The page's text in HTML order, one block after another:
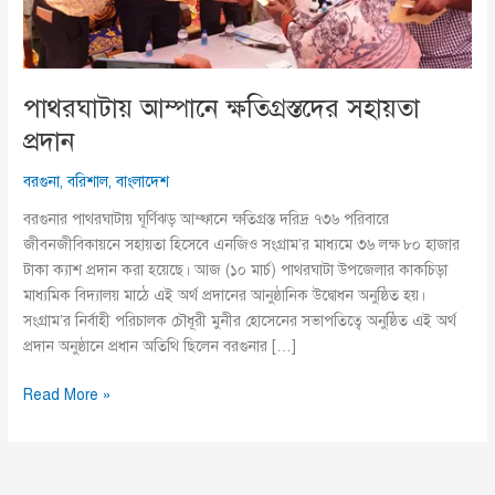
পাথরঘাটায় আম্পানে ক্ষতিগ্রস্তদের সহায়তা
প্রদান
বরগুনা,বরিশাল,বাংলাদেশ
বরগুনার পাথরঘাটায় ঘূর্ণিঝড় আম্ফানে ক্ষতিগ্রস্ত দরিদ্র ৭৩৬ পরিবারে
জীবনজীবিকায়নে সহায়তা হিসেবে এনজিও সংগ্রাম’র মাধ্যমে ৩৬ লক্ষ ৮০ হাজার
টাকা ক্যাশ প্রদান করা হয়েছে। আজ (১০ মার্চ) পাথরঘাটা উপজেলার কাকচিড়া
মাধ্যমিক বিদ্যালয় মাঠে এই অর্থ প্রদানের আনুষ্ঠানিক উদ্বোধন অনুষ্ঠিত হয়।
সংগ্রাম’র নির্বাহী পরিচালক চৌধূরী মুনীর হোসেনের সভাপতিত্বে অনুষ্ঠিত এই অর্থ
প্রদান অনুষ্ঠানে প্রধান অতিথি ছিলেন বরগুনার […]
পাথরঘাটায়
Read More »